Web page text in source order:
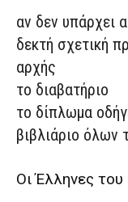
αν δεν υπάρχει
δεκτή σχετική
αρχής
το διαβατήριο
το δίπλωμα
βιβλιάριο όλων
Οι Έλληνες